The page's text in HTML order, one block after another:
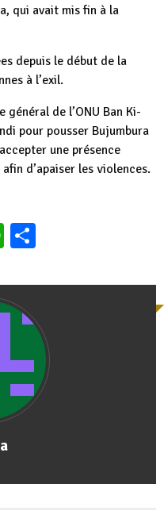
qui avait mis fin à la
depuis le début de la
à l’exil.
de l’ONU Ban Ki-
pour pousser Bujumbura
une présence
d’apaiser les violences.
WhatsApp